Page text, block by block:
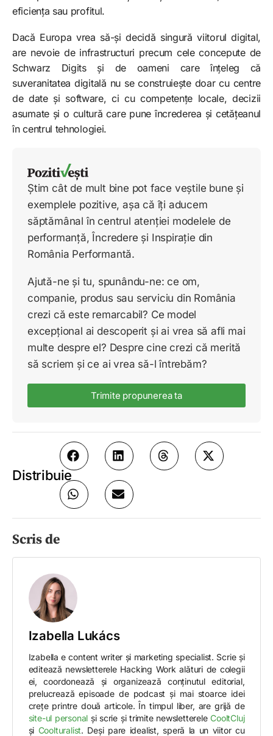
eficiența sau profitul.
Dacă Europa vrea să-și decidă singură viitorul digital,
are nevoie de infrastructuri precum cele concepute de
Schwarz Digits și de oameni care înțeleg că
suveranitatea digitală nu se construiește doar cu centre
de date și software, ci cu competențe locale, decizii
asumate și o cultură care pune încrederea și cetățeanul
în centrul tehnologiei.
Știm cât de mult bine pot face veștile bune și
exemplele pozitive, așa că îți aducem
săptămânal în centrul atenției modelele de
performanță, Încredere și Inspirație din
România Performantă.
Ajută-ne și tu, spunându-ne: ce om,
companie, produs sau serviciu din România
crezi că este remarcabil? Ce model
excepțional ai descoperit și ai vrea să afli mai
multe despre el? Despre cine crezi că merită
să scriem și ce ai vrea să-l întrebăm?
Trimite propunerea ta
Distribuie
Scris de
Izabella Lukács
Izabella e content writer și marketing specialist. Scrie și
editează newsletterele Hacking Work alături de colegii
ei, coordonează și organizează conținutul editorial,
prelucrează episoade de podcast și mai stoarce idei
crețe printre două articole. În timpul liber, are grijă de
site-ul personal și scrie și trimite newslettereleCooltCluj
și Coolturalist. Deși pare idealist, speră la un viitor cu